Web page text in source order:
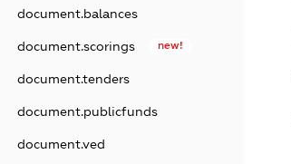
document.balances
document.scorings new!
document.tenders
document.publicfunds
document.ved